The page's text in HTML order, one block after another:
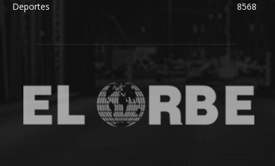
Deportes
8568